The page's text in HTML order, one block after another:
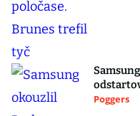
Poggers